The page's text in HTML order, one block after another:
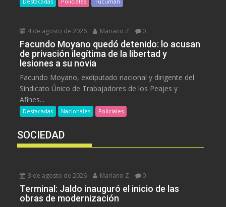
4 de agosto de 2026 Mariano Z 0
Facundo Moyano quedó detenido: lo acusan
de privación ilegítima de la libertad y
lesiones a su novia
Facundo Moyano, exdiputado nacional y dirigente del
Sindicato Único de Trabajadores de los Peajes y
Afines...
Destacadas Nacionales Policiales
SOCIEDAD
3 de agosto de 2026 Mariano Z 0
Terminal: Jaldo inauguró el inicio de las
obras de modernización